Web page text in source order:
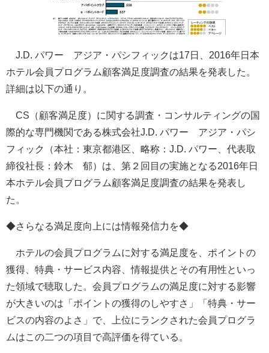
J.D. パワー アジア・パシフィックは17日、2016年日本
ホテル会員プログラム顧客満足度調査の結果を発表した。
詳細は以下の通り。
CS（顧客満足度）に関する調査・コンサルティングの国
際的な専門機関である株式会社J.D. パワー アジア・パシ
フィック（本社：東京都港区、略称：J.D. パワー、代表取
締役社長：鈴木 郁）は、第２回目の実施となる2016年日
本ホテル会員プログラム顧客満足度調査の結果を発表し
た。
◆さらなる満足度向上には情報発信力を◆
ホテルの会員プログラムに対する満足度を、ポイントの
獲得、特典・サービス内容、情報提供とその有用性といっ
た領域で聴取した。会員プログラムの満足度に対する影響
が大きいのは「ポイントの獲得のしやすさ」「特典・サー
ビスの内容のよさ」で、上位にランクされた会員プログラ
ムはこの二つの項目で高評価を得ている。